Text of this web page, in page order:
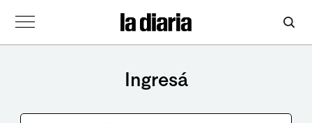
Ingresá